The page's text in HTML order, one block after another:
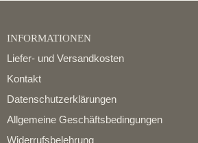
INFORMATIONEN
Liefer- und Versandkosten
Kontakt
Datenschutzerklärungen
Allgemeine Geschäftsbedingungen
Widerrufsbelehrung